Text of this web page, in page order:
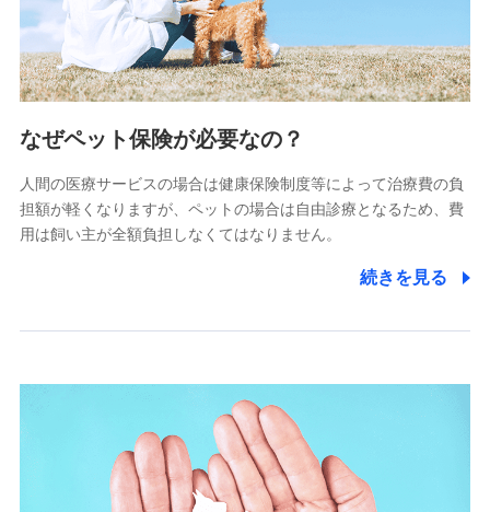
リトルファミリー少額短期保険株式会社
(https://www.littlefamily-ssi.com/)
2.共同募集を行う代理店から受領する個人情報
郵便、電話、およびＥメール等により、当社と取引のあるも
しくは委託を受けている保険会社・提携会社の保険その他に
た維持管理等の委託業務遂行のため、またそれらに付帯、関
連する当社および提携会社のサービスを案内、提供するため
（なお、当社は複数の保険会社と取引があり、取得した個人
情報を取引のある他の保険会社の商品・サービスをご提案す
るために利用させていただくことがあります。）
上記に係る連絡・手続き・管理等付帯業務を行うため
上記に係る連絡・手続き・管理等付帯業務を行うため
4.家族・友達紹介にて取得した個人情報
被紹介者への連絡、及び当社と取引のあるもしくは委託を受
けている保険会社・提携会社の保険その他に関する情報を提
なぜペット保険が必要なの？
人間の医療サービスの場合は健康保険制度等によって治療費の負
担額が軽くなりますが、ペットの場合は自由診療となるため、費
用は飼い主が全額負担しなくてはなりません。
続きを見る